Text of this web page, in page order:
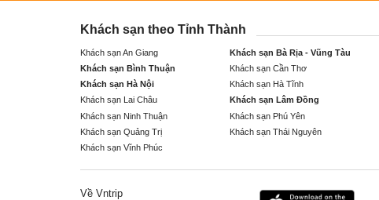
Khách sạn theo Tỉnh Thành
Khách sạn An Giang Khách sạn Bà Rịa - Vũng Tàu
Khách sạn Bình Thuận
Khách sạn Cần Thơ
Khách sạn Hà Nội
Khách sạn Hà Tĩnh
Khách sạn Lai Châu
Khách sạn Lâm Đồng
Khách sạn Ninh Thuận
Khách sạn Phú Yên
Khách sạn Quảng Trị
Khách sạn Thái Nguyên
Khách sạn Vĩnh Phúc
Về Vntrip